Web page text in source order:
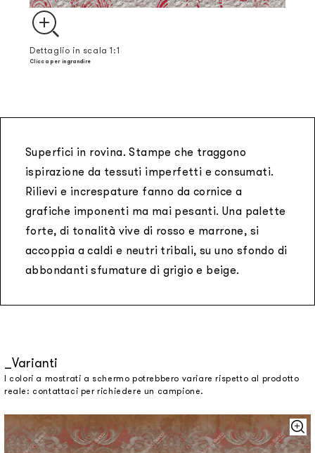
Dettaglio in scala 1:1
Clicca per ingrandire
Superfici in rovina. Stampe che traggono
ispirazione da tessuti imperfetti e consumati.
Rilievi e increspature fanno da cornice a
grafiche imponenti ma mai pesanti. Una palette
forte, di tonalità vive di rosso e marrone, si
accoppia a caldi e neutri tribali, su uno sfondo di
abbondanti sfumature di grigio e beige.
Varianti
I colori a mostrati a schermo potrebbero variare rispetto al prodotto
reale: contattaci per richiedere un campione.